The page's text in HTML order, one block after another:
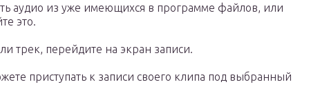
аудио из уже имеющихся в программе файлов, или
это.
трек, перейдите на экран записи.
приступать к записи своего клипа под выбранный